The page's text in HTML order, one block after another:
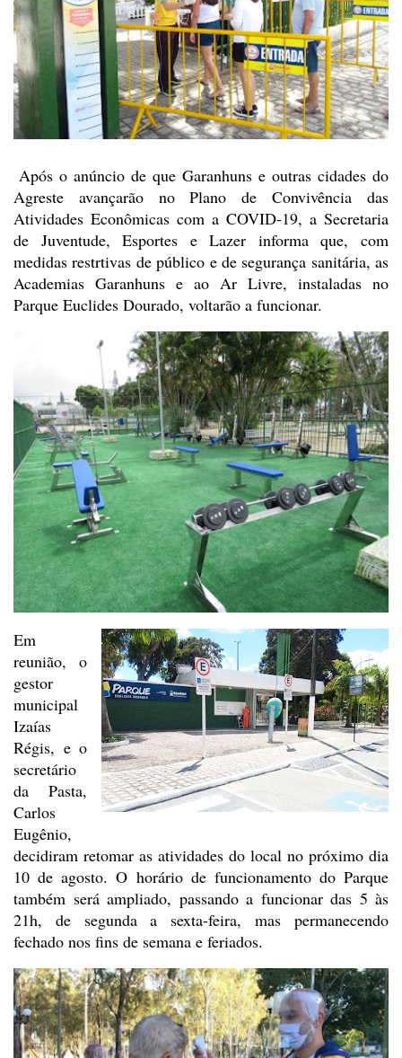
Após o anúncio de que Garanhuns e outras cidades do
Agreste avançarão no Plano de Convivência das
Atividades Econômicas com a COVID-19, a Secretaria
de Juventude, Esportes e Lazer informa que, com
medidas restrtivas de público e de segurança sanitária, as
Academias Garanhuns e ao Ar Livre, instaladas no
Parque Euclides Dourado, voltarão a funcionar.
Em
reunião, o
gestor
municipal
Izaías
Régis, e o
secretário
da Pasta,
Carlos
Eugênio,
decidiram retomar as atividades do local no próximo dia
10 de agosto. O horário de funcionamento do Parque
também será ampliado, passando a funcionar das 5 às
21h, de segunda a sexta-feira, mas permanecendo
fechado nos fins de semana e feriados.